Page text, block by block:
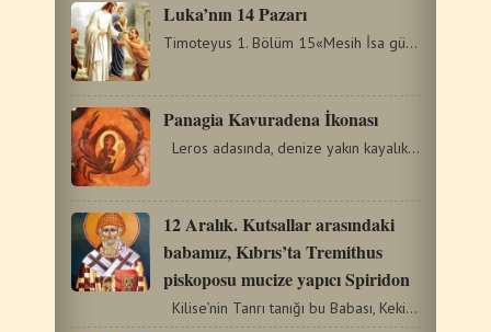
Luka’nın 14 Pazarı
Timoteyus 1. Bölüm 15«Mesih İsa günahkârları kurtarmak…
Panagia Kavuradena İkonası
Leros adasında, denize yakın kayalıkların arasında Meryem…
12 Aralık. Kutsallar arasındaki
babamız, Kıbrıs’ta Tremithus
piskoposu mucize yapıcı Spiridon
Kilise’nin Tanrı tanığı bu Babası, Kekira’nın…